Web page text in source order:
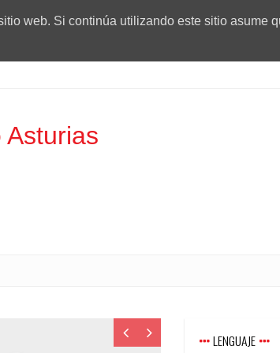
LENGUAJE
web. Si continúa utilizando este sitio asume